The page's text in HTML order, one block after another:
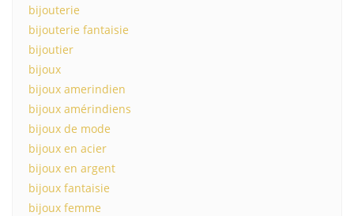
bijouterie
bijouterie fantaisie
bijoutier
bijoux
bijoux amerindien
bijoux amérindiens
bijoux de mode
bijoux en acier
bijoux en argent
bijoux fantaisie
bijoux femme